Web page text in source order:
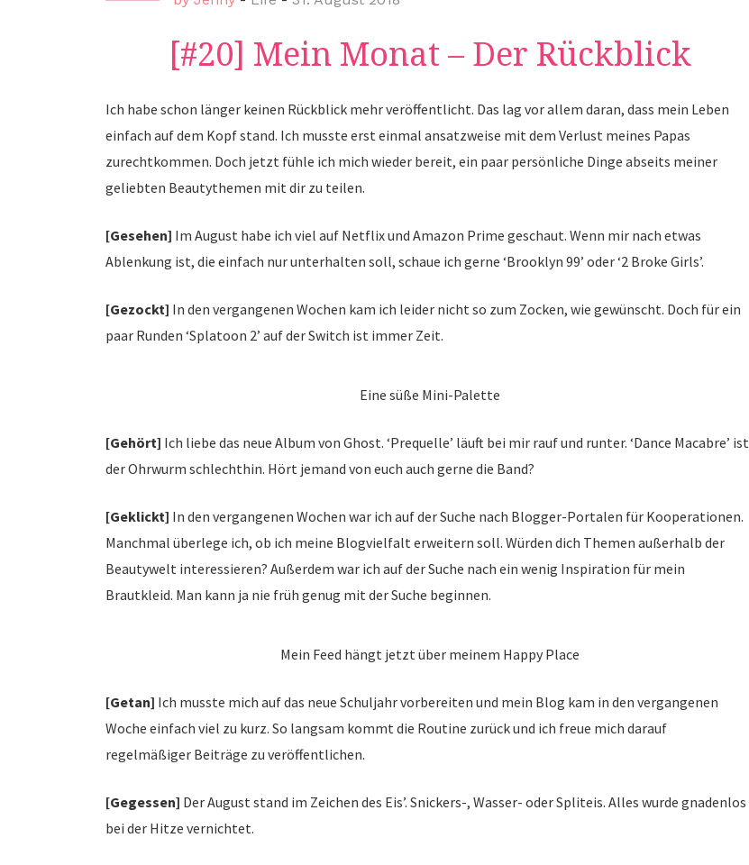
[#20] Mein Monat – Der Rückblick
Ich habe schon länger keinen Rückblick mehr veröffentlicht. Das lag vor allem daran, dass mein Leben
einfach auf dem Kopf stand. Ich musste erst einmal ansatzweise mit dem Verlust meines Papas
zurechtkommen. Doch jetzt fühle ich mich wieder bereit, ein paar persönliche Dinge abseits meiner
geliebten Beautythemen mit dir zu teilen.
[Gesehen] Im August habe ich viel auf Netflix und Amazon Prime geschaut. Wenn mir nach etwas
Ablenkung ist, die einfach nur unterhalten soll, schaue ich gerne ‘Brooklyn 99’ oder ‘2 Broke Girls’.
[Gezockt] In den vergangenen Wochen kam ich leider nicht so zum Zocken, wie gewünscht. Doch für ein
paar Runden ‘Splatoon 2’ auf der Switch ist immer Zeit.
Eine süße Mini-Palette
[Gehört] Ich liebe das neue Album von Ghost. ‘Prequelle’ läuft bei mir rauf und runter. ‘Dance Macabre’ ist
der Ohrwurm schlechthin. Hört jemand von euch auch gerne die Band?
[Geklickt] In den vergangenen Wochen war ich auf der Suche nach Blogger-Portalen für Kooperationen.
Manchmal überlege ich, ob ich meine Blogvielfalt erweitern soll. Würden dich Themen außerhalb der
Beautywelt interessieren? Außerdem war ich auf der Suche nach ein wenig Inspiration für mein
Brautkleid. Man kann ja nie früh genug mit der Suche beginnen.
Mein Feed hängt jetzt über meinem Happy Place
[Getan] Ich musste mich auf das neue Schuljahr vorbereiten und mein Blog kam in den vergangenen
Woche einfach viel zu kurz. So langsam kommt die Routine zurück und ich freue mich darauf
regelmäßiger Beiträge zu veröffentlichen.
[Gegessen] Der August stand im Zeichen des Eis’. Snickers-, Wasser- oder Spliteis. Alles wurde gnadenlos
bei der Hitze vernichtet.